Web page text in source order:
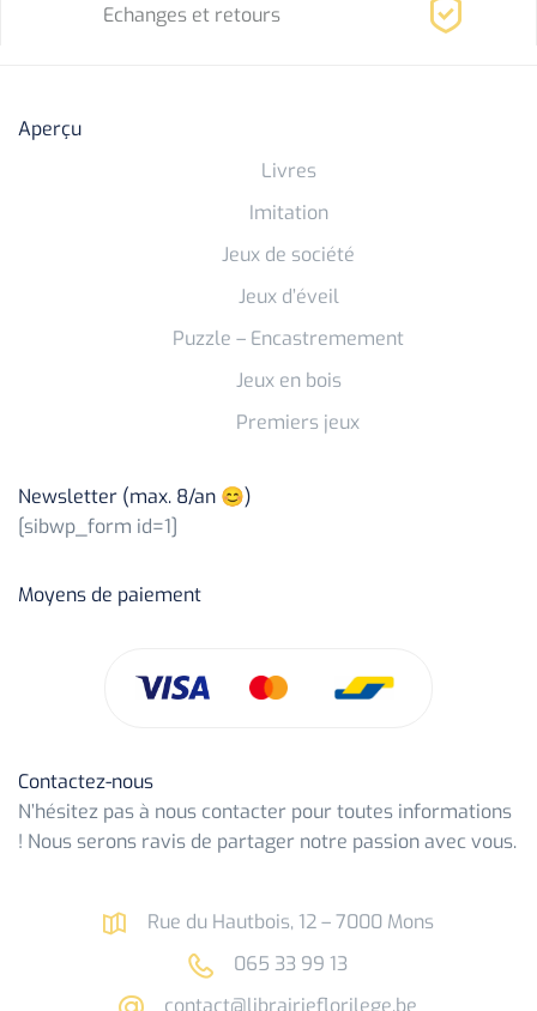
Echanges et retours
Aperçu
Livres
Imitation
Jeux de société
Jeux d’éveil
Puzzle – Encastremement
Jeux en bois
Premiers jeux
Newsletter (max. 8/an 😊)
[sibwp_form id=1]
Moyens de paiement
Contactez-nous
N’hésitez pas à nous contacter pour toutes informations
! Nous serons ravis de partager notre passion avec vous.
Rue du Hautbois, 12 – 7000 Mons
065 33 99 13
contact@librairieflorilege.be